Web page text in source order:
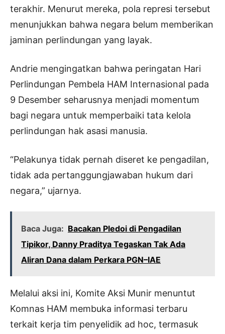
terakhir. Menurut mereka, pola represi tersebut
menunjukkan bahwa negara belum memberikan
jaminan perlindungan yang layak.
Andrie mengingatkan bahwa peringatan Hari
Perlindungan Pembela HAM Internasional pada
9 Desember seharusnya menjadi momentum
bagi negara untuk memperbaiki tata kelola
perlindungan hak asasi manusia.
“Pelakunya tidak pernah diseret ke pengadilan,
tidak ada pertanggungjawaban hukum dari
negara,” ujarnya.
Baca Juga: Bacakan Pledoi di Pengadilan
Tipikor, Danny Praditya Tegaskan Tak Ada
Aliran Dana dalam Perkara PGN–IAE
Melalui aksi ini, Komite Aksi Munir menuntut
Komnas HAM membuka informasi terbaru
terkait kerja tim penyelidik ad hoc, termasuk